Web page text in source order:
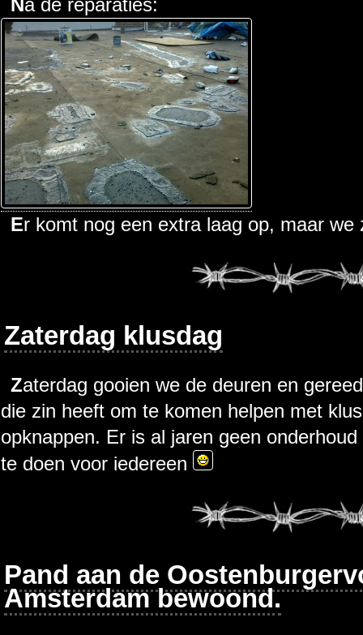
Er komt nog een extra laag op, maar
Zaterdag klusdag
Zaterdag gooien we de deuren en gereedschapskisten open voor iedereen
die zin heeft om te komen helpen met
opknappen. Er is al jaren geen
te doen voor iedereen
Pand aan de
Amsterdam bewoond.